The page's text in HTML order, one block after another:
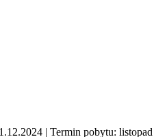
| Termin pobytu: listopad